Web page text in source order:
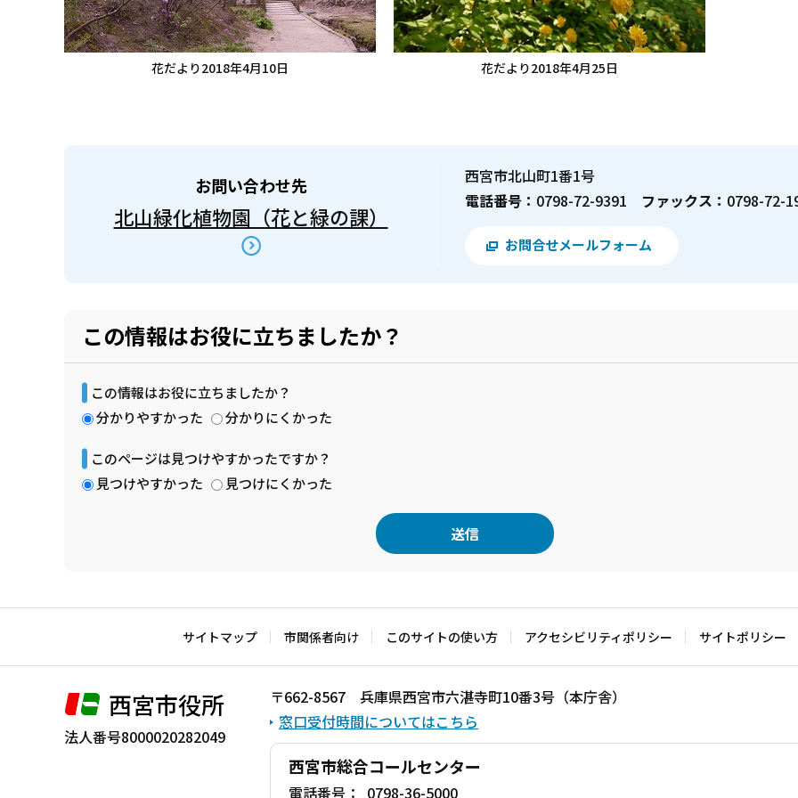
花だより2018年4月10日 花だより2018年4月25日
お問い合わせ先
北山緑化植物園（花と緑の課）
西宮市北山町1番1号
電話番号： 0798-72-9391 ファックス： 0798-72-
お問合せメールフォーム
この情報はお役に立ちましたか？
この情報はお役に立ちましたか？
分かりやすかった
分かりにくかった
このページは見つけやすかったですか？
見つけやすかった
見つけにくかった
文
で
サイトマップ 市関係者向け このサイトの使い方 アクセシビリティポリシー サイトポリシー
西宮市役所
法人番号8000020282049
〒662-8567 兵庫県西宮市六湛寺町10番3号（本庁舎）
窓口受付時間についてはこちら
西宮市総合コールセンター
電話番号： 0798-36-5000